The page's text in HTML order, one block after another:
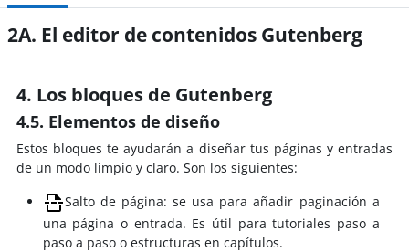
2A. El editor de contenidos Gutenberg
4. Los bloques de Gutenberg
4.5. Elementos de diseño
Estos bloques te ayudarán a diseñar tus páginas y entradas
de un modo limpio y claro. Son los siguientes:
Salto de página: se usa para añadir paginación a
una página o entrada. Es útil para tutoriales paso a
paso a paso o estructuras en capítulos.